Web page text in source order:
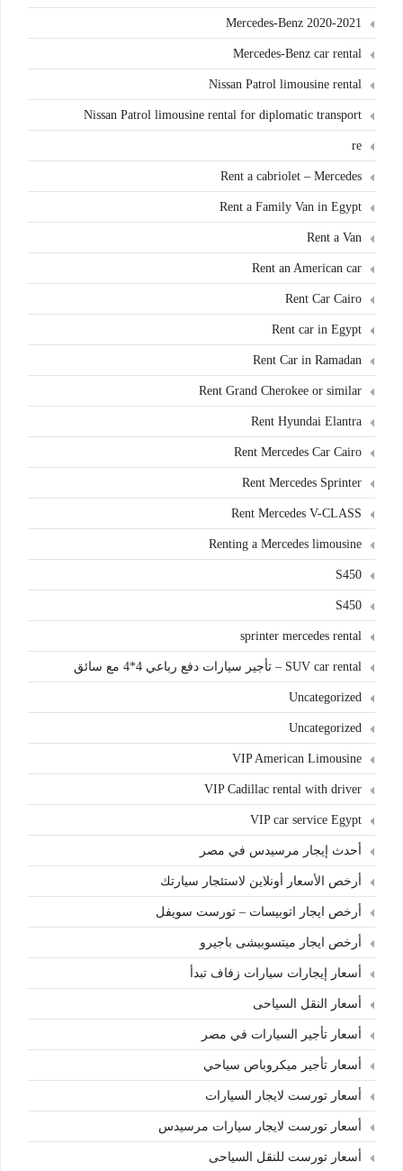
Mercedes-Benz 2020-2021
Mercedes-Benz car rental
Nissan Patrol limousine rental
Nissan Patrol limousine rental for diplomatic transport
re
Rent a cabriolet – Mercedes
Rent a Family Van in Egypt
Rent a Van
Rent an American car
Rent Car Cairo
Rent car in Egypt
Rent Car in Ramadan
Rent Grand Cherokee or similar
Rent Hyundai Elantra
Rent Mercedes Car Cairo
Rent Mercedes Sprinter
Rent Mercedes V-CLASS
Renting a Mercedes limousine
S450
S450
sprinter mercedes rental
SUV car rental – تأجير سيارات دفع رباعي 4*4 مع سائق
Uncategorized
Uncategorized
VIP American Limousine
VIP Cadillac rental with driver
VIP car service Egypt
أحدث إيجار مرسيدس في مصر
أرخص الأسعار أونلاين لاستئجار سيارتك
أرخص ايجار اتوبيسات – تورست سويفل
أرخص ايجار ميتسوبيشى باجيرو
أسعار إيجارات سيارات زفاف تبدأ
أسعار النقل السياحى
أسعار تأجير السيارات في مصر
أسعار تأجير ميكروباص سياحي
أسعار تورست لايجار السيارات
أسعار تورست لايجار سيارات مرسيدس
أسعار تورست للنقل السياحى